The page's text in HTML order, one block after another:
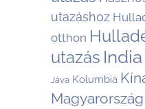
utazáshoz
otthon
utazás India
Jáva Kolumbia
Magyarország